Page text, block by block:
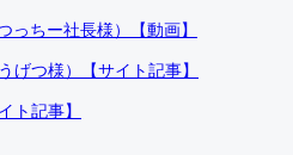
ちー社長様）【動画】
げつ様）【サイト記事】
ト記事】